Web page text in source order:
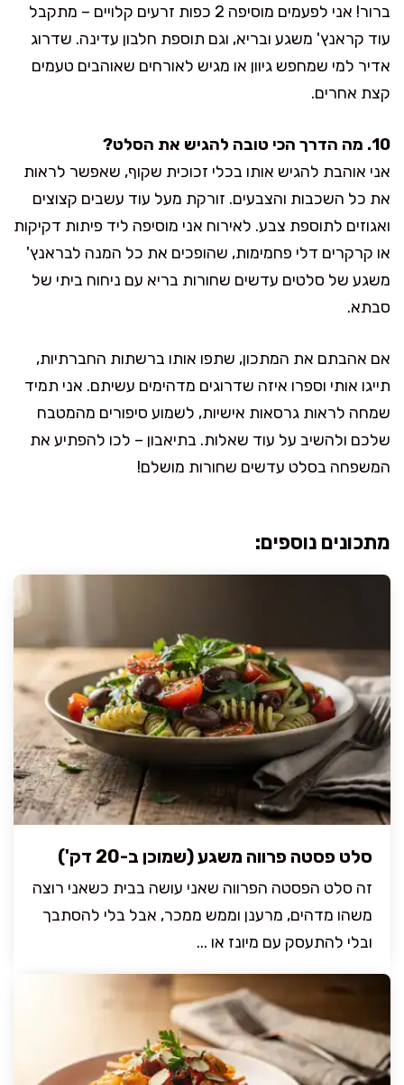
ברור! אני לפעמים מוסיפה 2 כפות זרעים קלויים – מתקבל
עוד קראנץ' משגע ובריא, וגם תוספת חלבון עדינה. שדרוג
אדיר למי שמחפש גיוון או מגיש לאורחים שאוהבים טעמים
קצת אחרים.
10. מה הדרך הכי טובה להגיש את הסלט?
אני אוהבת להגיש אותו בכלי זכוכית שקוף, שאפשר לראות
את כל השכבות והצבעים. זורקת מעל עוד עשבים קצוצים
ואגוזים לתוספת צבע. לאירוח אני מוסיפה ליד פיתות דקיקות
או קרקרים דלי פחמימות, שהופכים את כל המנה לבראנץ'
משגע של סלטים עדשים שחורות בריא עם ניחוח ביתי של
סבתא.
אם אהבתם את המתכון, שתפו אותו ברשתות החברתיות,
תייגו אותי וספרו איזה שדרוגים מדהימים עשיתם. אני תמיד
שמחה לראות גרסאות אישיות, לשמוע סיפורים מהמטבח
שלכם ולהשיב על עוד שאלות. בתיאבון – לכו להפתיע את
המשפחה בסלט עדשים שחורות מושלם!
מתכונים נוספים:
סלט פסטה פרווה משגע (שמוכן ב-20 דק')
זה סלט הפסטה הפרווה שאני עושה בבית כשאני רוצה
משהו מדהים, מרענן וממש ממכר, אבל בלי להסתבך
ובלי להתעסק עם מיונז או ...